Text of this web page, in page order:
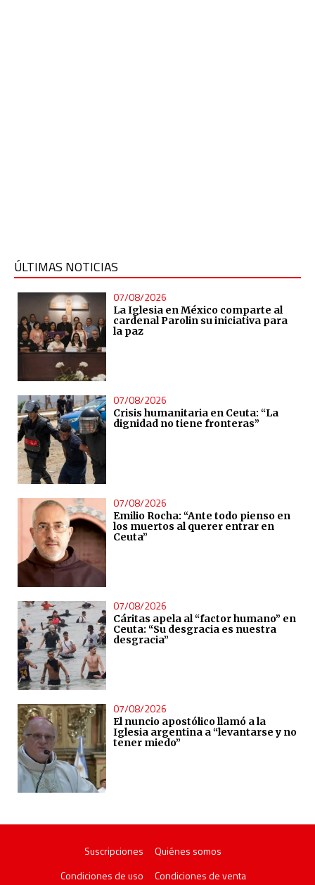
ÚLTIMAS NOTICIAS
07/08/2026
La Iglesia en México comparte al
cardenal Parolin su iniciativa para
la paz
07/08/2026
Crisis humanitaria en Ceuta: “La
dignidad no tiene fronteras”
07/08/2026
Emilio Rocha: “Ante todo pienso en
los muertos al querer entrar en
Ceuta”
07/08/2026
Cáritas apela al “factor humano” en
Ceuta: “Su desgracia es nuestra
desgracia”
07/08/2026
El nuncio apostólico llamó a la
Iglesia argentina a “levantarse y no
tener miedo”
Suscripciones
Quiénes somos
Condiciones de uso
Condiciones de venta